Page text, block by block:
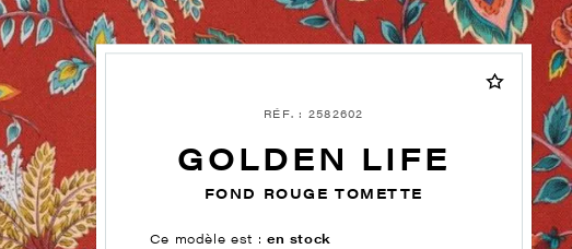
RÉF. : 2582602
GOLDEN LIFE
FOND ROUGE TOMETTE
Ce modèle est : en stock